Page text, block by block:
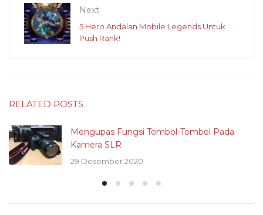
Next
5 Hero Andalan Mobile Legends Untuk
Push Rank!
RELATED POSTS
Mengupas Fungsi Tombol-Tombol Pada
Kamera SLR
29 Desember 2020